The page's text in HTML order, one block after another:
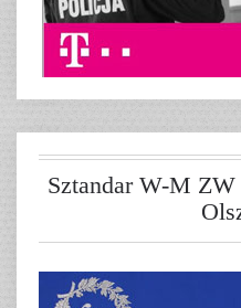
Sztandar W-M